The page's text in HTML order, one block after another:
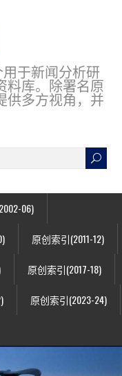
用于新闻分析研
料库。除署名原
供多方视角，并
06)
原创索引(2011-12)
原创索引(2017-18)
原创索引(2023-24)